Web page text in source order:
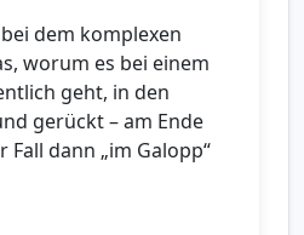
dem komplexen
worum es bei einem
geht, in den
gerückt – am Ende
Fall dann „im Galopp“